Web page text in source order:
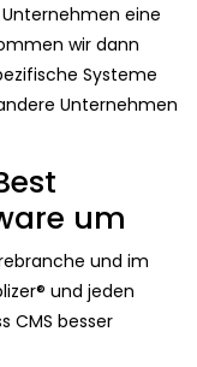
eine
wir dann
Systeme
Unternehmen
um
und im
und jeden
CMS besser